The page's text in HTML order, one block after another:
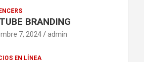
BRANDING
7, 2024 admin
EN LÍNEA